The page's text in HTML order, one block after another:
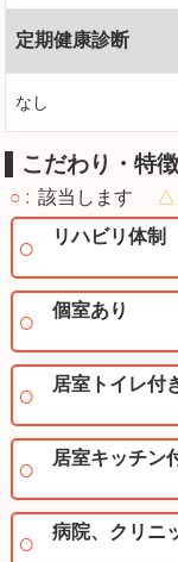
定期健康診断
なし
こだわり・特徴
○ 該当します △
リハビリ体制
個室あり
居室トイレ付
居室キッチン
病院、クリニ